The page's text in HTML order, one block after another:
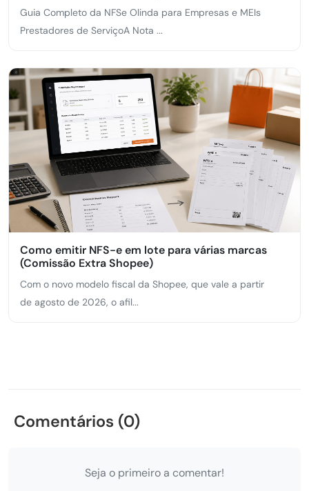
Guia Completo da NFSe Olinda para Empresas e MEIs
Prestadores de ServiçoA Nota ...
Como emitir NFS-e em lote para várias marcas
(Comissão Extra Shopee)
Com o novo modelo fiscal da Shopee, que vale a partir
de agosto de 2026, o afil...
Comentários (0)
Seja o primeiro a comentar!